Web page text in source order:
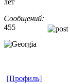
Сообщений:
455
[Профиль]